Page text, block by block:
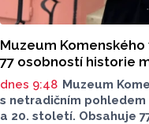
Muzeum
77 osobností historie
dnes 9:48 Muzeum
s netradičním pohledem
a 20. století. Obsahuje